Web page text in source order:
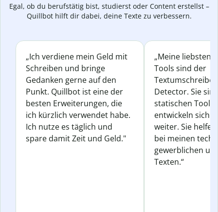
Egal, ob du berufstätig bist, studierst oder Content erstellst –
Quillbot hilft dir dabei, deine Texte zu verbessern.
„Ich verdiene mein Geld mit
Schreiben und bringe
Gedanken gerne auf den
Punkt. Quillbot ist eine der
besten Erweiterungen, die
ich kürzlich verwendet habe.
Ich nutze es täglich und
spare damit Zeit und Geld."
„Meine liebsten
Tools sind der
Detector. Sie
statischen
entwickeln sich
weiter. Sie
bei meinen
gewerblichen
Texten.“